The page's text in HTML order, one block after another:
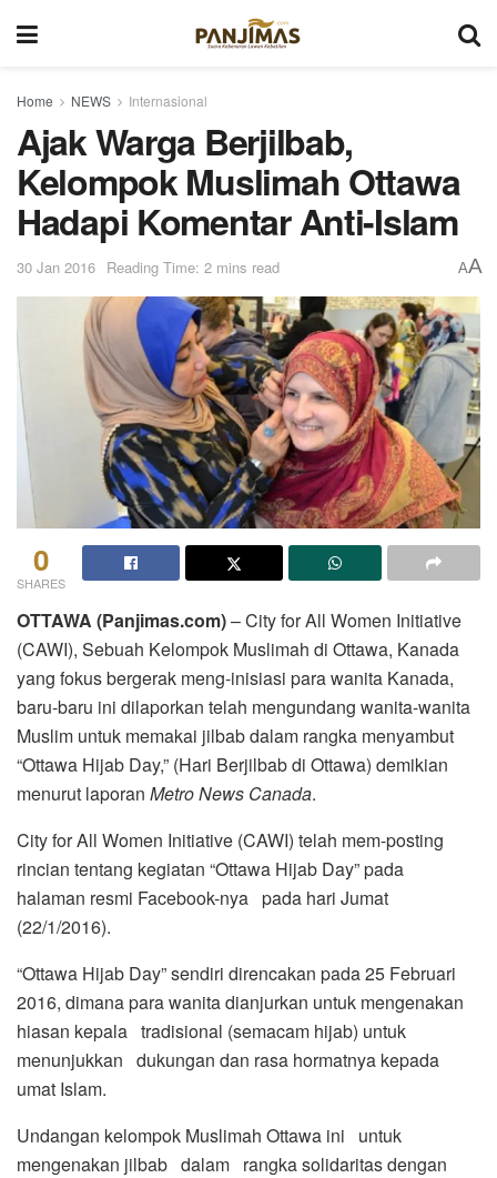
Home NEWS Internasional
Ajak Warga Berjilbab,
Kelompok Muslimah Ottawa
Hadapi Komentar Anti-Islam
30 Jan 2016 Reading Time: 2 mins read AA
0
SHARES
OTTAWA (Panjimas.com)– City for All Women Initiative
(CAWI), Sebuah Kelompok Muslimah di Ottawa, Kanada
yang fokus bergerak meng-inisiasi para wanita Kanada,
baru-baru ini dilaporkan telah mengundang wanita-wanita
Muslim untuk memakai jilbab dalam rangka menyambut
“Ottawa Hijab Day,” (Hari Berjilbab di Ottawa) demikian
menurut laporan Metro News Canada.
City for All Women Initiative (CAWI) telah mem-posting
rincian tentang kegiatan “Ottawa Hijab Day” pada
halaman resmi Facebook-nya pada hari Jumat
(22/1/2016).
“Ottawa Hijab Day” sendiri direncakan pada 25 Februari
2016, dimana para wanita dianjurkan untuk mengenakan
hiasan kepala tradisional (semacam hijab) untuk
menunjukkan dukungan dan rasa hormatnya kepada
umat Islam.
Undangan kelompok Muslimah Ottawa ini untuk
mengenakan jilbab dalam rangka solidaritas dengan